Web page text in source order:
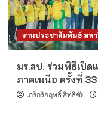
งานประชาสัมพันธ์ มห
มร.ลป. ร่วมพิธีเปิ
ภาคเหนือ ครั้งที่ 33
เกริกริกฤทธิ์ สิทธิชัย